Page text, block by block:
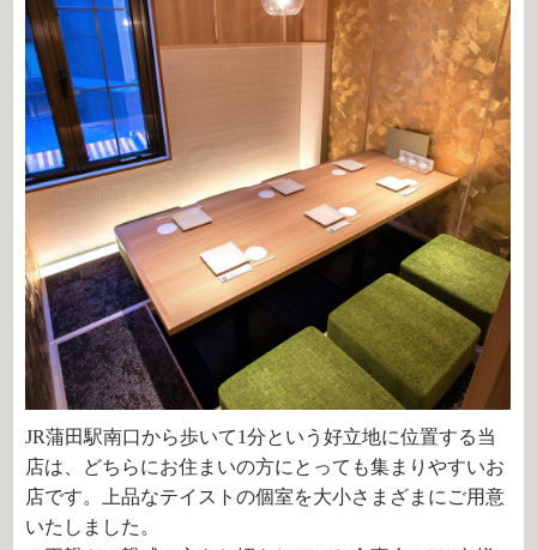
JR蒲田駅南口から歩いて1分という好立地に位置する当
店は、どちらにお住まいの方にとっても集まりやすいお
店です。上品なテイストの個室を大小さまざまにご用意
いたしました。